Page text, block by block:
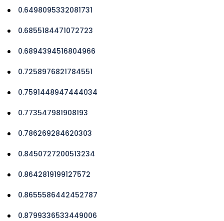
0.6498095332081731
0.6855184471072723
0.6894394516804966
0.7258976821784551
0.7591448947444034
0.773547981908193
0.786269284620303
0.8450727200513234
0.8642819199127572
0.8655586442452787
0.8799336533449006